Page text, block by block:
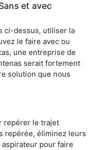
et avec
ci-dessus, utiliser la
le faire avec ou
une entreprise de
serait fortement
solution que nous
repérer le trajet
repérée, éliminez leurs
aspirateur pour faire